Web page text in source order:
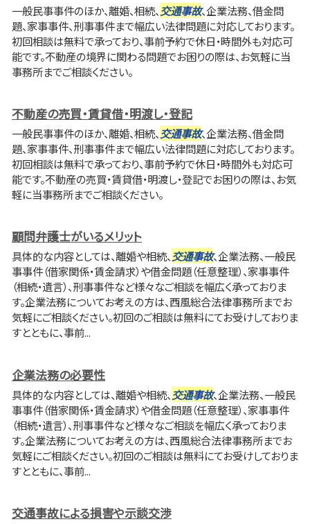
一般民事事件のほか、離婚、相続、 交通事故、企業法務、借金問
題、家事事件、刑事事件まで幅広い法律問題に対応しております。
初回相談は無料で承っており、事前予約で休日・時間外も対応可
能です。不動産の境界に関わる問題でお困りの際は、お気軽に当
事務所までご相談ください。
不動産の売買・賃貸借・明渡し・登記
一般民事事件のほか、離婚、相続、 交通事故、企業法務、借金問
題、家事事件、刑事事件まで幅広い法律問題に対応しております。
初回相談は無料で承っており、事前予約で休日・時間外も対応可
能です。不動産の売買・賃貸借・明渡し・登記でお困りの際は、お気
軽に当事務所までご相談ください。
顧問弁護士がいるメリット
具体的な内容としては、離婚や相続、交通事故、企業法務、一般民
事事件（借家関係・賃金請求）や借金問題（任意整理）、家事事件
（相続・遺言）、刑事事件など様々なご相談を幅広く承っておりま
す。企業法務についてお考えの方は、西風総合法律事務所までお
気軽にご相談ください。初回のご相談は無料にてお受けしておりま
すとともに、事前...
企業法務の必要性
具体的な内容としては、離婚や相続、 交通事故、企業法務、一般民
事事件（借家関係・賃金請求）や借金問題（任意整理）、家事事件
（相続・遺言）、刑事事件など様々なご相談を幅広く承っておりま
す。企業法務についてお考えの方は、西風総合法律事務所までお
気軽にご相談ください。初回のご相談は無料にてお受けしておりま
すとともに、事前...
交通事故による損害や示談交渉